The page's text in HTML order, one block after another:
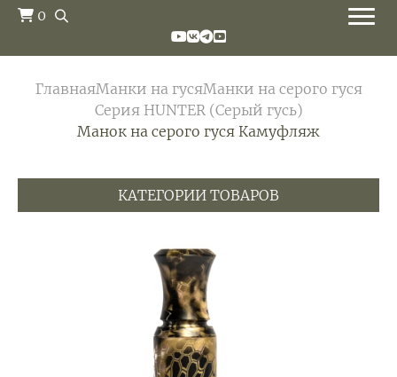
0
ГлавнаяМанки на гусяМанки на серого гуся
Серия HUNTER (Серый гусь)
Манок на серого гуся Камуфляж
КАТЕГОРИИ ТОВАРОВ